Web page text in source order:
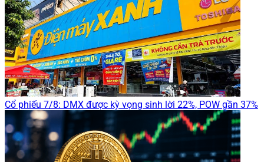
Cổ phiếu 7/8: DMX được kỳ vọng sinh lời 22%, POW gần 37%